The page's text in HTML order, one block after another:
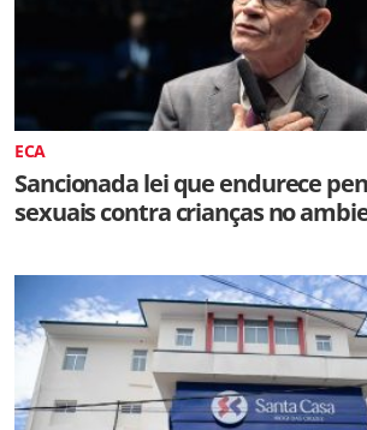
ECA
Sancionada lei que endurece
sexuais contra crianças no